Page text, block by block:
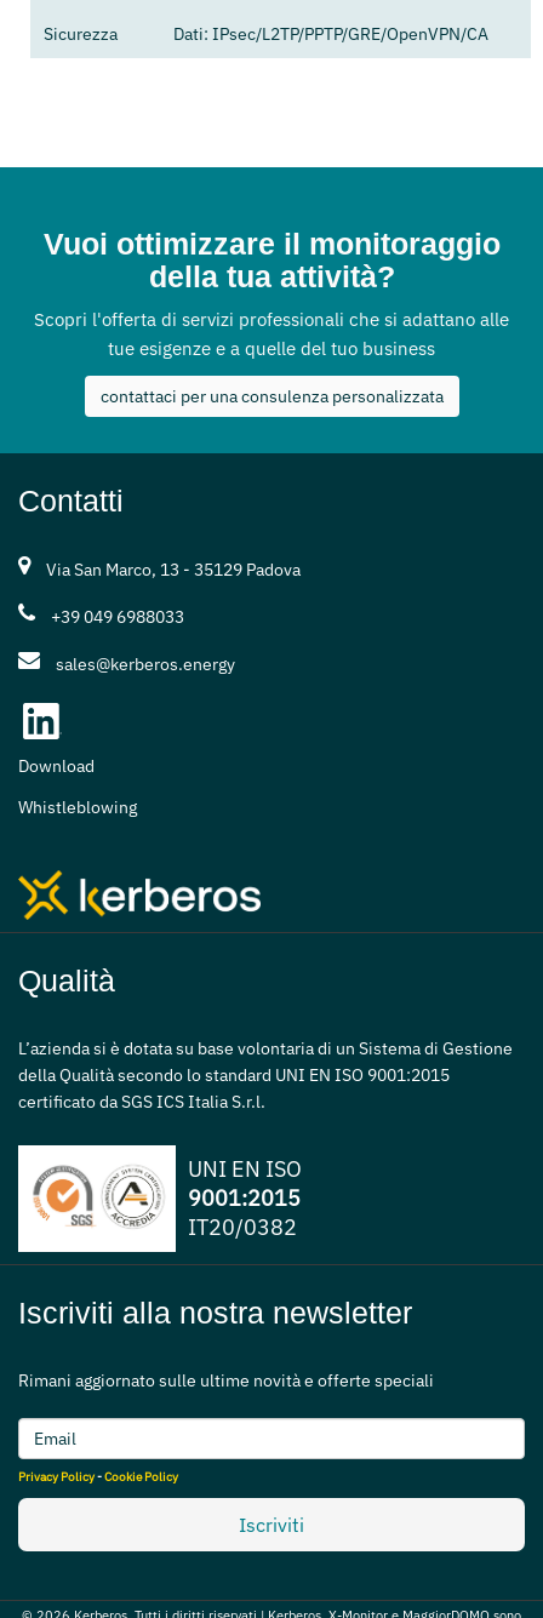
Sicurezza Dati: IPsec/L2TP/PPTP/GRE/OpenVPN/CA
Vuoi ottimizzare il monitoraggio
della tua attività?
Scopri l'offerta di servizi professionali che si adattano alle
tue esigenze e a quelle del tuo business
contattaci per una consulenza personalizzata
Contatti
Via San Marco, 13 - 35129 Padova
+39 049 6988033
sales@kerberos.energy
Download
Whistleblowing
Qualità
L’azienda si è dotata su base volontaria di un Sistema di Gestione
della Qualità secondo lo standard UNI EN ISO 9001:2015
certificato da SGS ICS Italia S.r.l.
UNI EN ISO
9001:2015
IT20/0382
Iscriviti alla nostra newsletter
Rimani aggiornato sulle ultime novità e offerte speciali
Privacy Policy-Cookie Policy
Iscriviti